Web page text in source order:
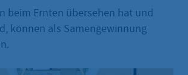
beim Ernten übersehen hat und
können als Samengewinnung